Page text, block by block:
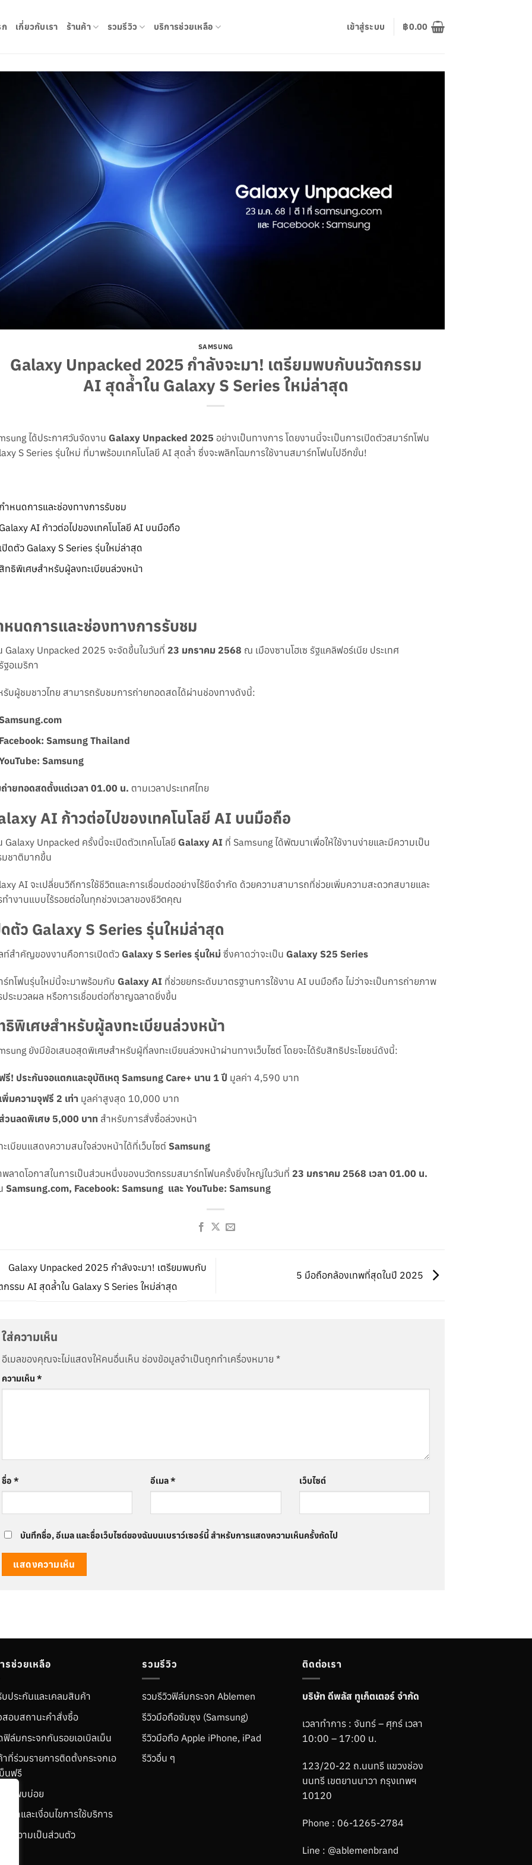
เกี่ยวกับเรา ร้านค้า รวมรีวิว บริการช่วยเหลือ เข้าสู่ระบบ ฿0.00
SAMSUNG
Galaxy Unpacked 2025 กำลังจะมา! เตรียมพบกับนวัตกรรม
AI สุดล้ำใน Galaxy S Series ใหม่ล่าสุด
ได้ประกาศวันจัดงาน Galaxy Unpacked 2025 อย่างเป็นทางการ โดยงานนี้จะเป็นการเปิดตัวสมาร์ทโฟน
S Series รุ่นใหม่ ที่มาพร้อมเทคโนโลยี AI สุดล้ำ ซึ่งจะพลิกโฉมการใช้งานสมาร์ทโฟนไปอีกขั้น!
กำหนดการและช่องทางการรับชม
Galaxy AI ก้าวต่อไปของเทคโนโลยี AI บนมือถือ
เปิดตัว Galaxy S Series รุ่นใหม่ล่าสุด
สิทธิพิเศษสำหรับผู้ลงทะเบียนล่วงหน้า
หนดการและช่องทางการรับชม
Galaxy Unpacked 2025 จะจัดขึ้นในวันที่ 23 มกราคม 2568 ณ เมืองซานโฮเซ รัฐแคลิฟอร์เนีย ประเทศ
ฐอเมริกา
รับผู้ชมชาวไทย สามารถรับชมการถ่ายทอดสดได้ผ่านช่องทางดังนี้:
Facebook: Samsung Thailand
Samsung
ถ่ายทอดสดตั้งแต่เวลา 01.00 น. ตามเวลาประเทศไทย
AI ก้าวต่อไปของเทคโนโลยี AI บนมือถือ
Galaxy Unpacked ครั้งนี้จะเปิดตัวเทคโนโลยี Galaxy AI ที่ Samsung ได้พัฒนาเพื่อให้ใช้งานง่ายและมีความเป็น
มชาติมากขึ้น
AI จะเปลี่ยนวิถีการใช้ชีวิตและการเชื่อมต่ออย่างไร้ขีดจำกัด ด้วยความสามารถที่ช่วยเพิ่มความสะดวกสบายและ
ทำงานแบบไร้รอยต่อในทุกช่วงเวลาของชีวิตคุณ
ดตัว Galaxy S Series รุ่นใหม่ล่าสุด
ลท์สำคัญของงานคือการเปิดตัว Galaxy S Series รุ่นใหม่ ซึ่งคาดว่าจะเป็น Galaxy S25 Series
ร์ทโฟนรุ่นใหม่นี้จะมาพร้อมกับ Galaxy AI ที่ช่วยยกระดับมาตรฐานการใช้งาน AI บนมือถือ ไม่ว่าจะเป็นการถ่ายภาพ
ประมวลผล หรือการเชื่อมต่อที่ชาญฉลาดยิ่งขึ้น
ธิพิเศษสำหรับผู้ลงทะเบียนล่วงหน้า
ยังมีข้อเสนอสุดพิเศษสำหรับผู้ที่ลงทะเบียนล่วงหน้าผ่านทางเว็บไซต์ โดยจะได้รับสิทธิประโยชน์ดังนี้:
รี! ประกันจอแตกและอุบัติเหตุ Samsung Care+ นาน 1 ปี มูลค่า 4,590 บาท
เพิ่มความจุฟรี 2 เท่า มูลค่าสูงสุด 10,000 บาท
วนลดพิเศษ 5,000 บาท สำหรับการสั่งซื้อล่วงหน้า
ะเบียนแสดงความสนใจล่วงหน้าได้ที่เว็บไซต์ Samsung
พลาดโอกาสในการเป็นส่วนหนึ่งของนวัตกรรมสมาร์ทโฟนครั้งยิ่งใหญ่ในวันที่ 23 มกราคม 2568 เวลา 01.00 น.
Samsung.com, Facebook: Samsung และ YouTube: Samsung
Galaxy Unpacked 2025 กำลังจะมา! เตรียมพบกับ
กรรม AI สุดล้ำใน Galaxy S Series ใหม่ล่าสุด
5 มือถือกล้องเทพที่สุดในปี 2025
ใส่ความเห็น
อีเมลของคุณจะไม่แสดงให้คนอื่นเห็น ช่องข้อมูลจำเป็นถูกทำเครื่องหมาย *
ความเห็น *
ชื่อ * อีเมล* เว็บไซต์
บันทึกชื่อ, อีเมล และชื่อเว็บไซต์ของฉันบนเบราว์เซอร์นี้ สำหรับการแสดงความเห็นครั้งถัดไป
รช่วยเหลือ
บประกันและเคลมสินค้า
สอบสถานะคำสั่งซื้อ
ฟิล์มกระจกกันรอยเอเบิลเม็น
าที่ร่วมรายการติดตั้งกระจกเอ
นฟรี
ามที่พบบ่อย
หนดและเงื่อนไขการใช้บริการ
บายความเป็นส่วนตัว
รวมรีวิว
รวมรีวิวฟิล์มกระจก Ablemen
รีวิวมือถือซัมซุง (Samsung)
รีวิวมือถือ Apple iPhone, iPad
รีวิวอื่น ๆ
ติดต่อเรา
บริษัท ดีพลัส ทูเก็ตเตอร์ จำกัด
เวลาทำการ : จันทร์ – ศุกร์ เวลา
10:00 – 17:00 น.
123/20-22 ถ.นนทรี แขวงช่อง
นนทรี เขตยานนาวา กรุงเทพฯ
10120
Phone : 06-1265-2784
Line : @ablemenbrand